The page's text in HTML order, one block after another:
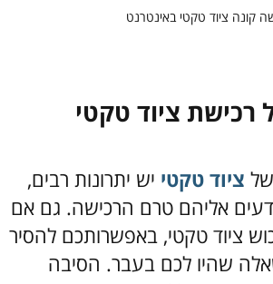
רכישת ציוד טקטי
ציוד טקטי יש יתרונות רבים,
אליהם טרם הרכישה. גם אם
ציוד טקטי, באפשרותכם להסיר
שהיו לכם בעבר. הסיבה